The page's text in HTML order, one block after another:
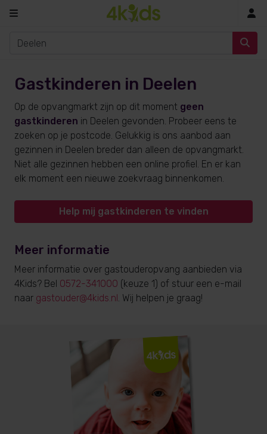
Gastkinderen in Deelen
Op de opvangmarkt zijn op dit moment geen
gastkinderen in Deelen gevonden. Probeer eens te
zoeken op je postcode. Gelukkig is ons aanbod aan
gezinnen in Deelen breder dan alleen de opvangmarkt.
Niet alle gezinnen hebben een online profiel. En er kan
elk moment een nieuwe zoekvraag binnenkomen.
Help mij gastkinderen te vinden
Meer informatie
Meer informatie over gastouderopvang aanbieden via
4Kids? Bel 0572-341000 (keuze 1) of stuur een e-mail
naar gastouder@4kids.nl. Wij helpen je graag!